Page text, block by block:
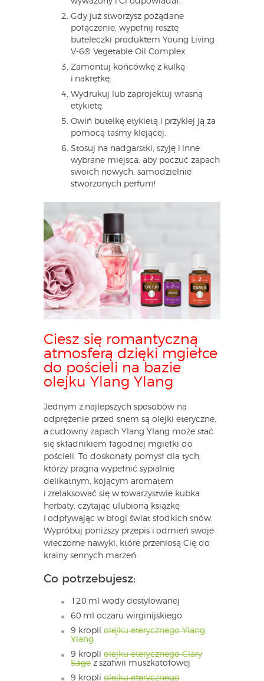
Gdy już stworzysz pożądane
połączenie, wypełnij resztę
buteleczki produktem Young Living
V-6® Vegetable Oil Complex.
Zamontuj końcówkę z kulką
i nakrętkę.
Wydrukuj lub zaprojektuj własną
etykietę.
Owiń butelkę etykietą i przyklej ją za
pomocą taśmy klejącej.
Stosuj na nadgarstki, szyję i inne
wybrane miejsca, aby poczuć zapach
swoich nowych, samodzielnie
stworzonych perfum!
Ciesz się romantyczną
atmosferą dzięki mgiełce
do pościeli na bazie
olejku Ylang Ylang
Jednym z najlepszych sposobów na
odprężenie przed snem są olejki eteryczne,
a cudowny zapach Ylang Ylang może stać
się składnikiem łagodnej mgiełki do
pościeli. To doskonały pomysł dla tych,
którzy pragną wypełnić sypialnię
delikatnym, kojącym aromatem
i zrelaksować się w towarzystwie kubka
herbaty, czytając ulubioną książkę
i odpływając w błogi świat słodkich snów.
Wypróbuj poniższy przepis i odmień swoje
wieczorne nawyki, które przeniosą Cię do
krainy sennych marzeń.
Co potrzebujesz:
120 ml wody destylowanej
60 ml oczaru wirginijskiego
9 kropli olejku eterycznego Ylang
Ylang
9 kropli olejku eterycznego Clary
Sage z szałwii muszkatołowej
9 kropli olejku eterycznego